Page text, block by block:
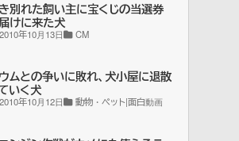
別れた飼い主に宝くじの当選券
けに来た犬
2010年10月13日 CM
ムとの争いに敗れ、犬小屋に退散
いく犬
2010年10月12日 動物・ペット|面白動画